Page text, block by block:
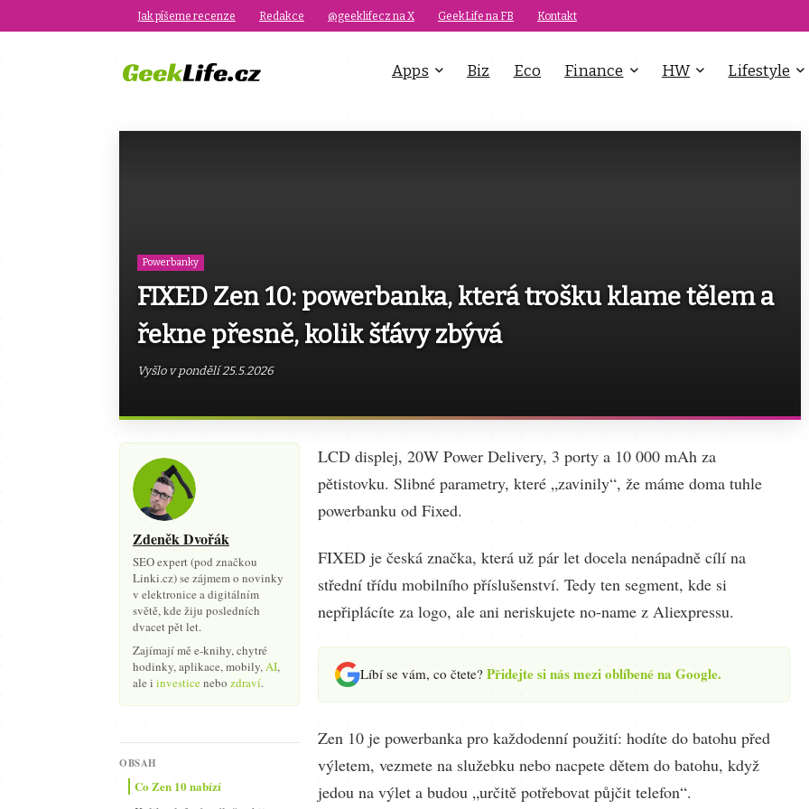
Jak píšeme recenze Redakce @geeklifecz na X GeekLife na FB Kontakt
Apps Biz Eco Finance HW Lifestyle
Powerbanky
FIXED Zen 10: powerbanka, která trošku klame tělem a
řekne přesně, kolik šťávy zbývá
Vyšlo v pondělí 25.5.2026
Zdeněk Dvořák
SEO expert (pod značkou
Linki.cz) se zájmem o novinky
v elektronice a digitálním
světě, kde žiju posledních
dvacet pět let.
Zajímají mě e-knihy, chytré
hodinky, aplikace, mobily,AI,
ale i investicenebo zdraví.
OBSAH
Co Zen 10 nabízí
LCD displej, 20W Power Delivery, 3 porty a 10 000 mAh za
pětistovku. Slibné parametry, které „zavinily“, že máme doma tuhle
powerbanku od Fixed.
FIXED je česká značka, která už pár let docela nenápadně cílí na
střední třídu mobilního příslušenství. Tedy ten segment, kde si
nepřiplácíte za logo, ale ani neriskujete no-name z Aliexpressu.
Líbí se vám, co čtete? Přidejte si nás mezi oblíbené na Google.
Zen 10 je powerbanka pro každodenní použití: hodíte do batohu před
výletem, vezmete na služebku nebo nacpete dětem do batohu, když
jedou na výlet a budou „určitě potřebovat půjčit telefon“.